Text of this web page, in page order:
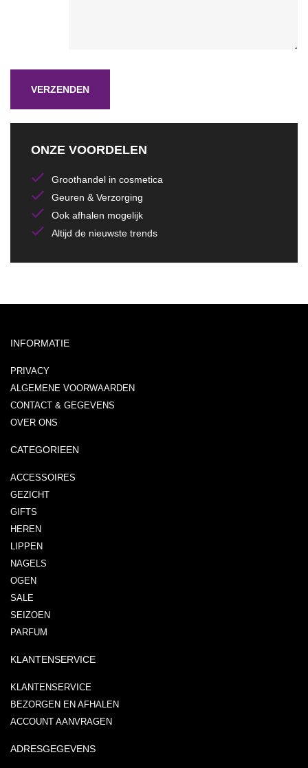
ONZE VOORDELEN
Groothandel in cosmetica
Geuren & Verzorging
Ook afhalen mogelijk
Altijd de nieuwste trends
INFORMATIE
PRIVACY
ALGEMENE VOORWAARDEN
CONTACT & GEGEVENS
OVER ONS
CATEGORIEEN
ACCESSOIRES
GEZICHT
GIFTS
HEREN
LIPPEN
NAGELS
OGEN
SALE
SEIZOEN
PARFUM
KLANTENSERVICE
KLANTENSERVICE
BEZORGEN EN AFHALEN
ACCOUNT AANVRAGEN
ADRESGEGEVENS